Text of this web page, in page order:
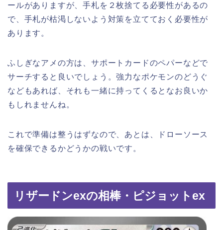
ールがありますが、手札を２枚捨てる必要性があるの
で、手札が枯渇しないよう対策を立てておく必要性が
あります。
ふしぎなアメの方は、サポートカードのペパーなどで
サーチすると良いでしょう。強力なポケモンのどうぐ
などもあれば、それも一緒に持ってくるとなお良いか
もしれませんね。
これで準備は整うはずなので、あとは、ドローソース
を確保できるかどうかの戦いです。
リザードンexの相棒・ピジョットex